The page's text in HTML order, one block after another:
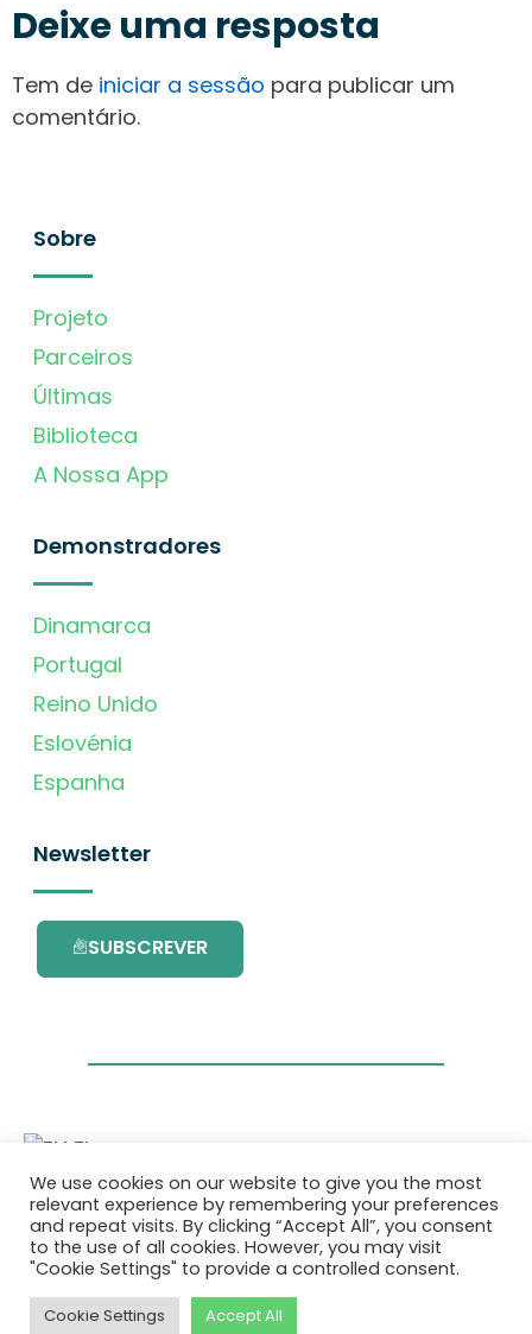
Deixe uma resposta
Tem de iniciar a sessão para publicar um
comentário.
Sobre
Projeto
Parceiros
Últimas
Biblioteca
A Nossa App
Demonstradores
Dinamarca
Portugal
Reino Unido
Eslovénia
Espanha
Newsletter
SUBSCREVER
Este projecto é financiado pelo Programa de
Investigação e Inovação da União Europeia
Horizonte 2020 com o contrato Nº. 101036418.
Política de Privacidade
We use cookies on our website to give you the most
relevant experience by remembering your preferences
and repeat visits. By clicking “Accept All”, you consent
to the use of all cookies. However, you may visit
"Cookie Settings" to provide a controlled consent.
Cookie Settings Accept All